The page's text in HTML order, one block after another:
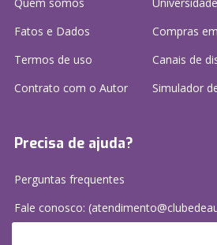
Fatos e Dados
Termos de uso
Contrato com o Autor
Compras
Canais de
Simulador
Precisa de ajuda?
Perguntas frequentes
Fale conosco: